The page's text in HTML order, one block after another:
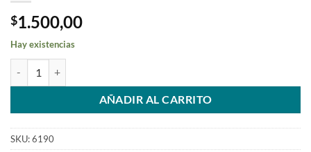
$1.500,00
Hay existencias
AÑADIR AL CARRITO
SKU:6190